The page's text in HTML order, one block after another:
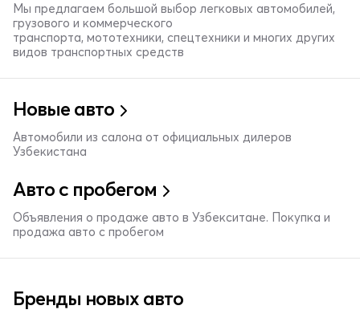
Мы предлагаем большой выбор легковых автомобилей,
грузового и коммерческого
транспорта, мототехники, спецтехники и многих других
видов транспортных средств
Новые авто
Автомобили из салона от официальных дилеров
Узбекистана
Авто с пробегом
Объявления о продаже авто в Узбекситане. Покупка и
продажа авто с пробегом
Бренды новых авто